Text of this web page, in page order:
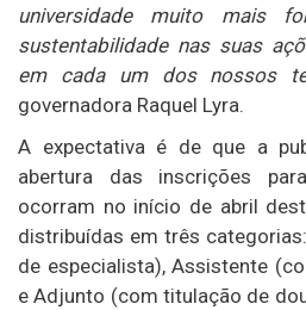
universidade muito mais
sustentabilidade nas suas
em cada um dos nossos
governadora Raquel Lyra.
A expectativa é de que a
abertura das inscrições
ocorram no início de abril
distribuídas em três
de especialista), Assistente
e Adjunto (com titulação de